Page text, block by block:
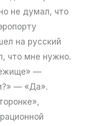
не думал, что
на русский
что мне нужно.
—
— «Да».